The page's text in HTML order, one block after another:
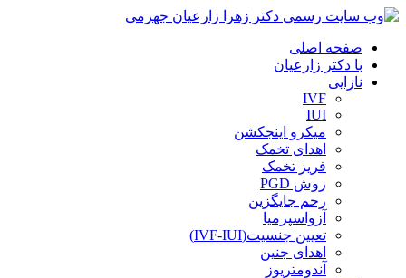
صفحه اصلی
با دکتر زارعیان
نازایی
IVF
IUI
میکرو اینجکشن
اهدای تخمک
فریز تخمک
روش PGD
رحم جایگزین
آزواسپرمیا
تعیین جنسیت(IVF-IUI)
اهدای جنین
آندومتریوز